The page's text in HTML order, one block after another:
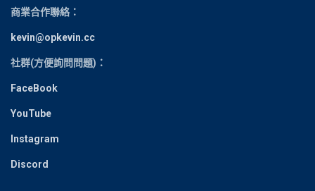
商業合作聯絡：
kevin@opkevin.cc
社群(方便詢問問題)：
FaceBook
YouTube
Instagram
Discord